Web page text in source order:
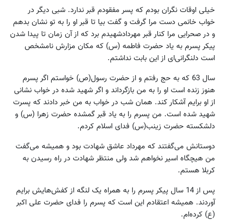
خیلی اوقات نگران بودم که پسر مفقودم قبر ندارد. شبی دیگر در
خواب خانمی دست مرا گرفت و گفت بیا تا قبر او را به تو نشان بدهم
و در صحرایی مرا کنار قبر مهردادشهیدم برد که از آن زمان تا پیدا شدن
پیکر پسرم به یاد حضرت فاطمه (س) که مکان مزارش نامشخص
است دلنگرانی‌ای از این بابت نداشتم.
سال 63 که به حج رفتم و از حضرت رسول(ص) خواستم اگر پسرم
هنوز زنده است او را به من بازگرداند و اگر شهید شده در خواب نشانی
از او برایم آشکار کند. همان شب در خواب به من خبر دادند که پسرت
شهید شده است. من پسرم را به یاد قبر گمشده حضرت زهرا (س) و
دلشکسته حضرت زینب(س) فدای اسلام کردم.
دوستانش می‌گفتند که مهرداد عاشق شهادت بود و همیشه می‌گفت
من هیچگاه اسیر نخواهم شد ولی منتظر شهادت در راه رسیدن به
کربلا هستم.
پس از 14 سال پیکر پسرم را به همراه یک لنگه از کفش‌هایش برایم
آوردند. همیشه اعتقادم این است که پسرم را فدای حضرت علی اکبر
(ع) کرده‌ام.